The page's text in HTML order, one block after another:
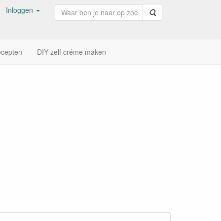
Inloggen Zoeken
DIY zelf créme maken